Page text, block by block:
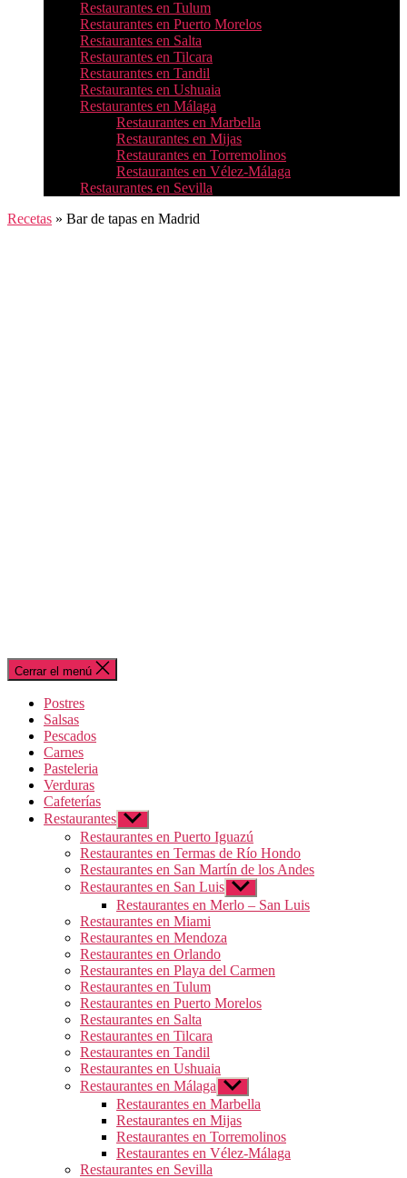
Restaurantes en Tulum
Restaurantes en Puerto Morelos
Restaurantes en Salta
Restaurantes en Tilcara
Restaurantes en Tandil
Restaurantes en Ushuaia
Restaurantes en Málaga
Restaurantes en Marbella
Restaurantes en Mijas
Restaurantes en Torremolinos
Restaurantes en Vélez-Málaga
Restaurantes en Sevilla
Recetas » Bar de tapas en Madrid
Cerrar el menú
Postres
Salsas
Pescados
Carnes
Pasteleria
Verduras
Cafeterías
Restaurantes Mostrar
el
submenú
Restaurantes en Puerto Iguazú
Restaurantes en Termas de Río Hondo
Restaurantes en San Martín de los Andes
Restaurantes en San Luis Mostrar
el
submenú
Restaurantes en Merlo – San Luis
Restaurantes en Miami
Restaurantes en Mendoza
Restaurantes en Orlando
Restaurantes en Playa del Carmen
Restaurantes en Tulum
Restaurantes en Puerto Morelos
Restaurantes en Salta
Restaurantes en Tilcara
Restaurantes en Tandil
Restaurantes en Ushuaia
Restaurantes en Málaga Mostrar
el
submenú
Restaurantes en Marbella
Restaurantes en Mijas
Restaurantes en Torremolinos
Restaurantes en Vélez-Málaga
Restaurantes en Sevilla